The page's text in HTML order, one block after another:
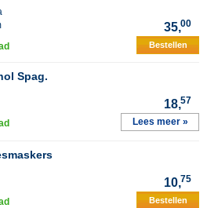
35,00
Bestellen
Spag.
18,57
Lees meer »
10,75
Bestellen